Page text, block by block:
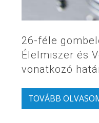
26-féle
Élelmiszer és
vonatkozó
TOVÁBB